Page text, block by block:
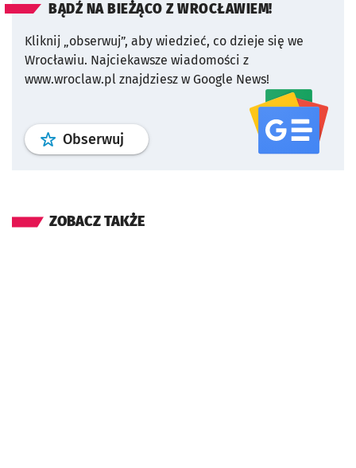
BĄDŹ NA BIEŻĄCO Z WROCŁAWIEM!
Kliknij „obserwuj”, aby wiedzieć, co dzieje się we
Wrocławiu. Najciekawsze wiadomości z
www.wroclaw.pl znajdziesz w Google News!
Obserwuj profil serwisu
ZOBACZ TAKŻE